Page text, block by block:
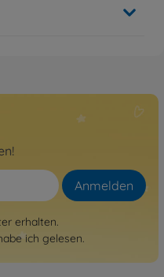
Anmelden
erhalten.
ich gelesen.